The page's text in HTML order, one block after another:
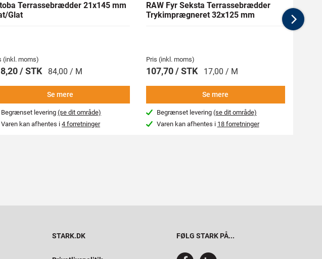
Terrassebrædder 21x145 mm
Glat
(inkl. moms)
/ STK 84,00 / M
Se mere
Begrænset levering(se dit område)
Varen kan afhentes i4 forretninger
RAW Fyr Seksta Terrassebrædder
Trykimprægneret 32x125 mm
Pris (inkl. moms)
107,70 / STK 17,00 / M
Se mere
Begrænset levering (se dit område)
Varen kan afhentes i 18 forretninger
mm
STARK.DK FØLG STARK PÅ...